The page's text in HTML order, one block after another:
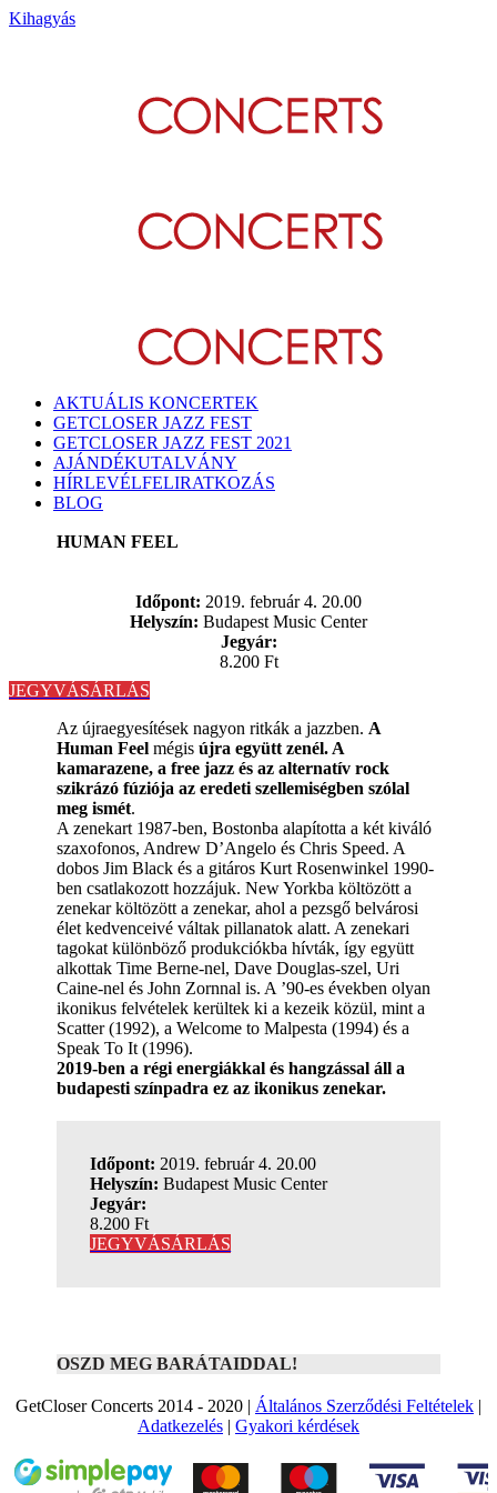
Kihagyás
AKTUÁLIS KONCERTEK
GETCLOSER JAZZ FEST
GETCLOSER JAZZ FEST 2021
AJÁNDÉKUTALVÁNY
HÍRLEVÉLFELIRATKOZÁS
BLOG
HUMAN FEEL
Időpont: 2019. február 4. 20.00
Helyszín: Budapest Music Center
Jegyár:
8.200 Ft
JEGYVÁSÁRLÁS
Az újraegyesítések nagyon ritkák a jazzben. A
Human Feelmégis újra együtt zenél. A
kamarazene, a free jazz és az alternatív rock
szikrázó fúziója az eredeti szellemiségben szólal
meg ismét.
A zenekart 1987-ben, Bostonba alapította a két kiváló
szaxofonos, Andrew D’Angelo és Chris Speed. A
dobos Jim Black és a gitáros Kurt Rosenwinkel 1990-
ben csatlakozott hozzájuk. New Yorkba költözött a
zenekar költözött a zenekar, ahol a pezsgő belvárosi
élet kedvenceivé váltak pillanatok alatt. A zenekari
tagokat különböző produkciókba hívták, így együtt
alkottak Time Berne-nel, Dave Douglas-szel, Uri
Caine-nel és John Zornnal is. A ’90-es években olyan
ikonikus felvételek kerültek ki a kezeik közül, mint a
Scatter (1992), a Welcome to Malpesta (1994) és a
Speak To It (1996).
2019-ben a régi energiákkal és hangzással áll a
budapesti színpadra ez az ikonikus zenekar.
Időpont: 2019. február 4. 20.00
Helyszín:Budapest Music Center
Jegyár:
8.200 Ft
JEGYVÁSÁRLÁS
OSZD MEG BARÁTAIDDAL!
GetCloser Concerts 2014 - 2020 | Általános Szerződési Feltételek |
Adatkezelés | Gyakori kérdések